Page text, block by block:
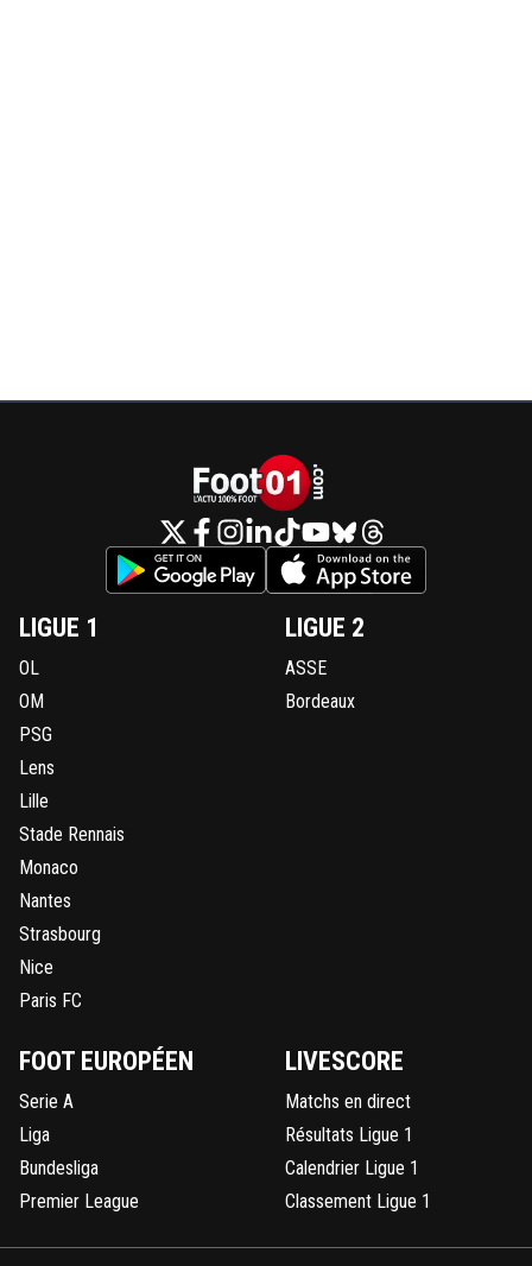
LIGUE 1
OL
OM
PSG
Lens
Lille
Stade Rennais
Monaco
Nantes
Strasbourg
Nice
Paris FC
LIGUE 2
ASSE
Bordeaux
FOOT EUROPÉEN
Serie A
Liga
Bundesliga
Premier League
LIVESCORE
Matchs en direct
Résultats Ligue 1
Calendrier Ligue 1
Classement Ligue 1